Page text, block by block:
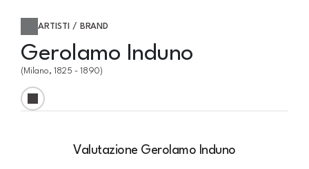
ARTISTI / BRAND
Gerolamo Induno
(Milano, 1825 - 1890)
Valutazione Gerolamo Induno